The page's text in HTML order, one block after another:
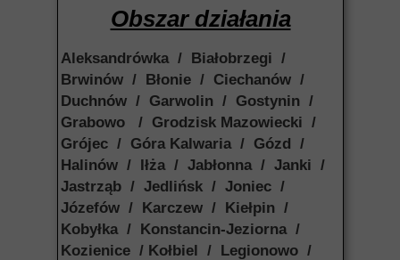
Obszar działania
Aleksandrówka / Białobrzegi /
Brwinów / Błonie / Ciechanów /
Duchnów / Garwolin / Gostynin /
Grabowo / Grodzisk Mazowiecki /
Grójec / Góra Kalwaria / Gózd /
Halinów / Iłża / Jabłonna / Janki /
Jastrząb / Jedlińsk / Joniec /
Józefów / Karczew / Kiełpin /
Kobyłka / Konstancin-Jeziorna /
Kozienice / Kołbiel / Legionowo /